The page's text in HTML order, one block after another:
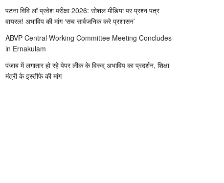
पटना विवि लॉ प्रवेश परीक्षा 2026: सोशल मीडिया पर प्रश्न पत्र
वायरल! अभाविप की मांग ‘सच सार्वजनिक करे प्रशासन’
ABVP Central Working Committee Meeting Concludes
in Ernakulam
पंजाब में लगातार हो रहे पेपर लीक के विरुद् अभाविप का प्रदर्शन, शिक्षा
मंत्री के इस्तीफे की मांग